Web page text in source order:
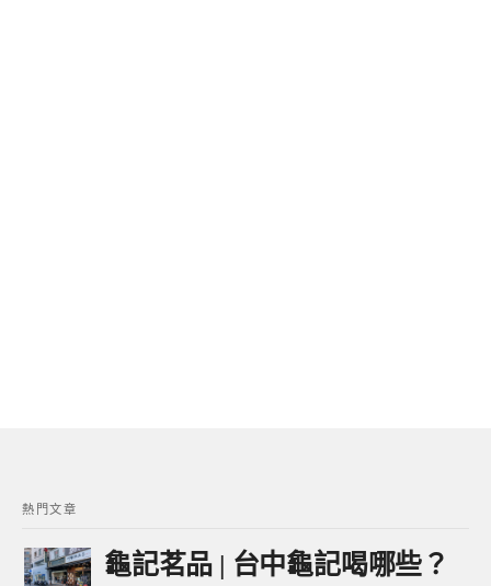
熱門文章
龜記茗品 | 台中龜記喝哪些？